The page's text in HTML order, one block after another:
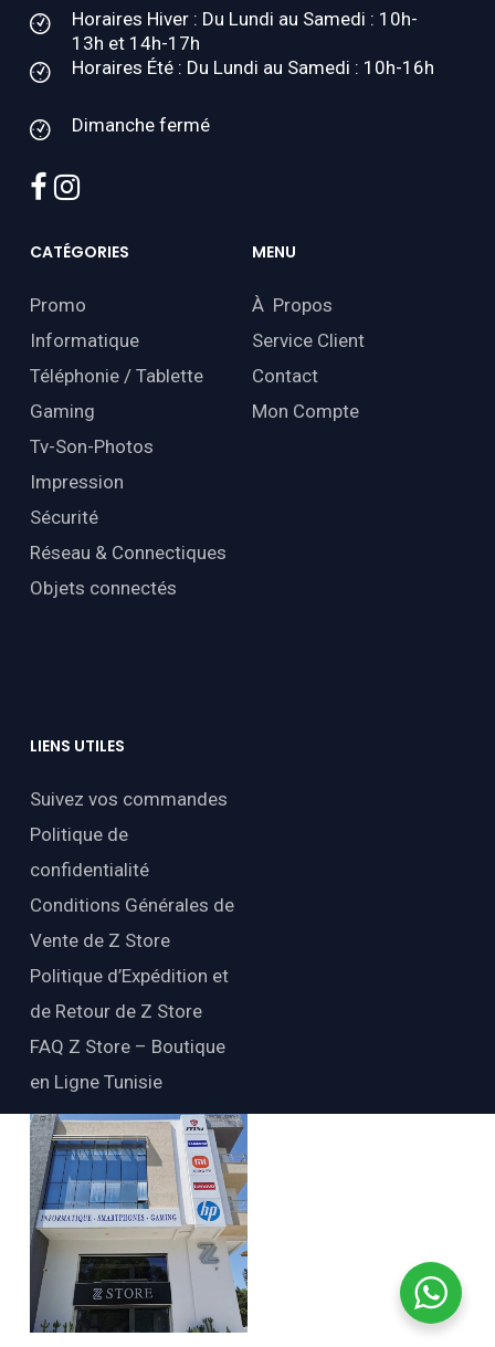
Horaires Hiver : Du Lundi au Samedi : 10h-
13h et 14h-17h
Horaires Été : Du Lundi au Samedi : 10h-16h
Dimanche fermé
facebook
instagram
CATÉGORIES
Promo
Informatique
Téléphonie / Tablette
Gaming
Tv-Son-Photos
Impression
Sécurité
Réseau & Connectiques
Objets connectés
MENU
À Propos
Service Client
Contact
Mon Compte
LIENS UTILES
Suivez vos commandes
Politique de
confidentialité
Conditions Générales de
Vente de Z Store
Politique d’Expédition et
de Retour de Z Store
FAQ Z Store – Boutique
en Ligne Tunisie